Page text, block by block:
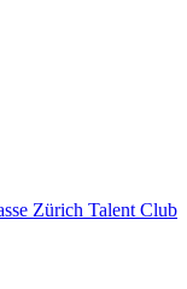
Zürich Talent Club